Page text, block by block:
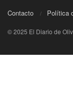
Contacto Política
© 2025 El Diario de